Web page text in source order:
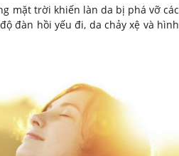
mặt trời khiến làn da bị phá vỡ các
đàn hồi yếu đi, da chảy xệ và hình